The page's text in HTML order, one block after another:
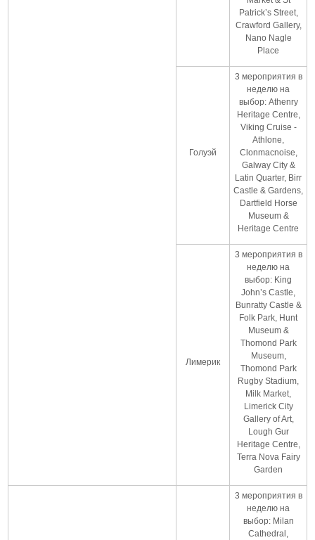
Patrick’s Street,
Crawford Gallery,
Nano Nagle
Place
Голуэй
3 мероприятия в
неделю на
выбор: Athenry
Heritage Centre,
Viking Cruise -
Athlone,
Clonmacnoise,
Galway City &
Latin Quarter, Birr
Castle & Gardens,
Dartfield Horse
Museum &
Heritage Centre
Лимерик
3 мероприятия в
неделю на
выбор: King
John’s Castle,
Bunratty Castle &
Folk Park, Hunt
Museum &
Thomond Park
Museum,
Thomond Park
Rugby Stadium,
Milk Market,
Limerick City
Gallery of Art,
Lough Gur
Heritage Centre,
Terra Nova Fairy
Garden
3 мероприятия в
неделю на
выбор: Milan
Cathedral,